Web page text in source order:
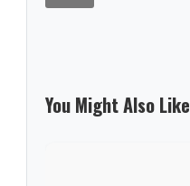
You Might Also Like